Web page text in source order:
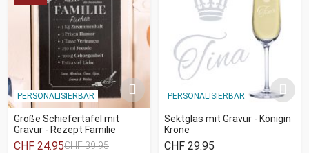
PERSONALISIERBAR
Große Schiefertafel mit
Gravur - Rezept Familie
CHF 24.95CHF 39.95
PERSONALISIERBAR
Sektglas mit Gravur - Königin
Krone
CHF 29.95